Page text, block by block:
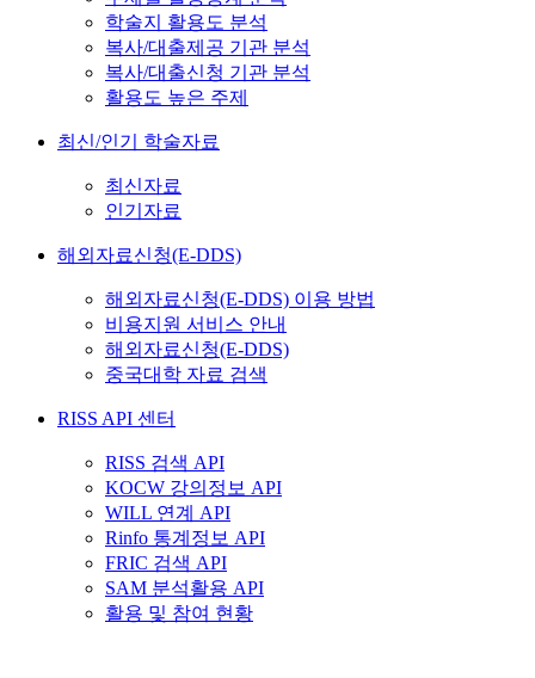
학술지 활용도 분석
복사/대출제공 기관 분석
복사/대출신청 기관 분석
활용도 높은 주제
최신/인기 학술자료
최신자료
인기자료
해외자료신청(E-DDS)
해외자료신청(E-DDS) 이용 방법
비용지원 서비스 안내
해외자료신청(E-DDS)
중국대학 자료 검색
RISS API 센터
RISS 검색 API
KOCW 강의정보 API
WILL 연계 API
Rinfo 통계정보 API
FRIC 검색 API
SAM 분석활용 API
활용 및 참여 현황